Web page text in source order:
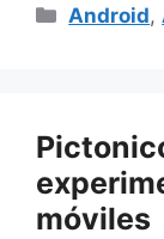
Android,
móviles